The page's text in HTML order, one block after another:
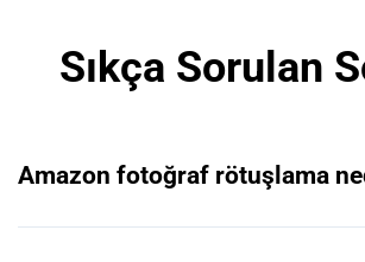
Sıkça Sorulan
Amazon fotoğraf rötuşlama